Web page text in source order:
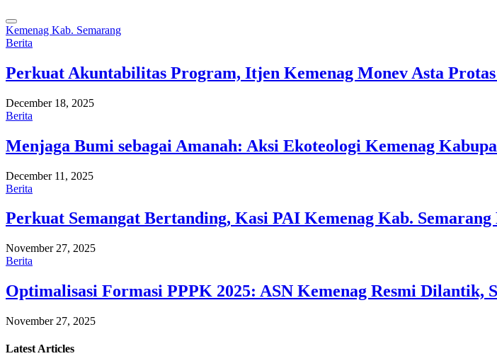
Kemenag Kab. Semarang
Berita
Perkuat Akuntabilitas Program, Itjen Kemenag Monev Asta
December 18, 2025
Berita
Menjaga Bumi sebagai Amanah: Aksi Ekoteologi Kemenag
December 11, 2025
Berita
Perkuat Semangat Bertanding, Kasi PAI Kemenag Kab.
November 27, 2025
Berita
Optimalisasi Formasi PPPK 2025: ASN Kemenag Resmi Dilantik,
November 27, 2025
Latest Articles